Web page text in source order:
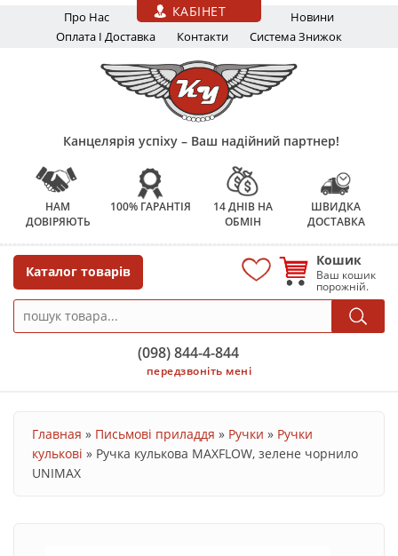
Перейти до основного вмісту
Про Нас
Новини
Оплата І Доставка
Контакти Система Знижок
КАБІНЕТ
Канцелярія успіху – Ваш надійний партнер!
НАМ
ДОВІРЯЮТЬ
100% ГАРАНТІЯ
14 ДНІВ НА
ОБМІН
ШВИДКА
ДОСТАВКА
Каталог товарів
(098) 844-4-844
передзвоніть мені
Кошик
Ваш кошик
порожній.
Ви є тут
Главная » Письмові приладдя » Ручки » Ручки
кулькові » Ручка кулькова MAXFLOW, зелене чорнило
UNIMAX